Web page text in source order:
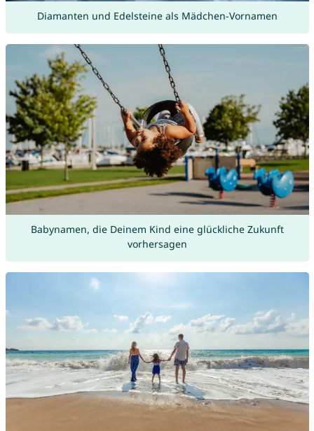
Diamanten und Edelsteine als Mädchen-Vornamen
Babynamen, die Deinem Kind eine glückliche Zukunft
vorhersagen